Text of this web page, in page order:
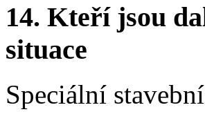
14. Kteří jsou
situace
Speciální